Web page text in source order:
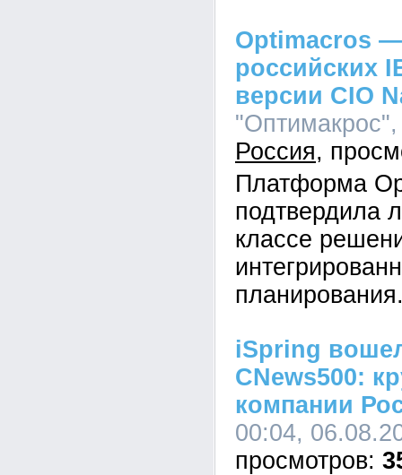
Optimacros —
российских
версии CIO
Россия
Платформа
подтвердила
классе
iSpring
CNews500:
компании
00:04,